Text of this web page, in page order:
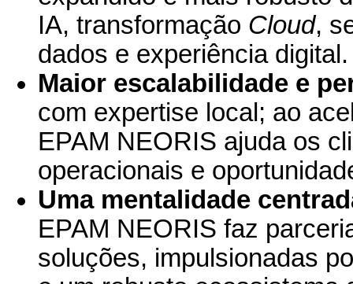
IA, transformação Cloud,
dados e experiência digital.
Maior escalabilidade e
com expertise local; ao
EPAM NEORIS ajuda os
operacionais e
Uma mentalidade
EPAM NEORIS faz
soluções, impulsionadas